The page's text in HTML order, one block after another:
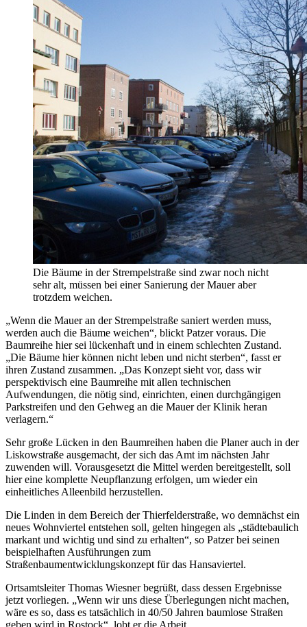
Die Bäume in der Strempelstraße sind zwar noch nicht
sehr alt, müssen bei einer Sanierung der Mauer aber
trotzdem weichen.
„Wenn die Mauer an der Strempelstraße saniert werden muss,
werden auch die Bäume weichen“, blickt Patzer voraus. Die
Baumreihe hier sei lückenhaft und in einem schlechten Zustand.
„Die Bäume hier können nicht leben und nicht sterben“, fasst er
ihren Zustand zusammen. „Das Konzept sieht vor, dass wir
perspektivisch eine Baumreihe mit allen technischen
Aufwendungen, die nötig sind, einrichten, einen durchgängigen
Parkstreifen und den Gehweg an die Mauer der Klinik heran
verlagern.“
Sehr große Lücken in den Baumreihen haben die Planer auch in der
Liskowstraße ausgemacht, der sich das Amt im nächsten Jahr
zuwenden will. Vorausgesetzt die Mittel werden bereitgestellt, soll
hier eine komplette Neupflanzung erfolgen, um wieder ein
einheitliches Alleenbild herzustellen.
Die Linden in dem Bereich der Thierfelderstraße, wo demnächst ein
neues Wohnviertel entstehen soll, gelten hingegen als „städtebaulich
markant und wichtig und sind zu erhalten“, so Patzer bei seinen
beispielhaften Ausführungen zum
Straßenbaumentwicklungskonzept für das Hansaviertel.
Ortsamtsleiter Thomas Wiesner begrüßt, dass dessen Ergebnisse
jetzt vorliegen. „Wenn wir uns diese Überlegungen nicht machen,
wäre es so, dass es tatsächlich in 40/50 Jahren baumlose Straßen
geben wird in Rostock“, lobt er die Arbeit.